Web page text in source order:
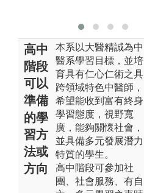
高中
階段
可以
準備
的學
習方
法或
方向
本系以大醫精誠為中
醫系學習目標，並培
育具有仁心仁術之具
跨領域特色中醫師，
希望能收到富有終身
學習態度，視野寬
廣，能夠關懷社會，
並具備多元發展潛力
特質的學生。
高中階段可參加社
團、社會服務、有自